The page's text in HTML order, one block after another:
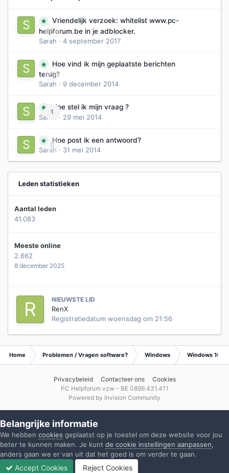
0
Vriendelijk verzoek: whitelist www.pc-
helpforum.be in je adblocker.
Sarah · 4 september 2017
0
Hoe vind ik mijn geplaatste berichten
terug?
Sarah · 9 december 2014
1
Hoe stel ik mijn vraag ?
Sarah
· 29 mei 2014
0
Hoe post ik een antwoord?
Sarah · 31 mei 2014
Leden statistieken
Aantal leden
41.083
Meeste online
2.662
8 december 2025
NIEUWSTE LID
RenX
Registratiedatum woensdag om 21:56
Home Problemen / Vragen software? Windows Windows 10
Privacybeleid Contacteer ons
Cookies
PC Helpforum vzw - BE 0899.431.411
Powered by Invision Community
Belangrijke informatie
We hebben cookies geplaatst op je toestel om deze website voor jou
beter te kunnen maken. Je kunt de cookie instellingen aanpassen,
anders gaan we er van uit dat het goed is om verder te gaan.
Accept Cookies Reject Cookies